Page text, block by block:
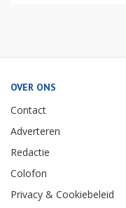
OVER ONS
Contact
Adverteren
Redactie
Colofon
Privacy & Cookiebeleid